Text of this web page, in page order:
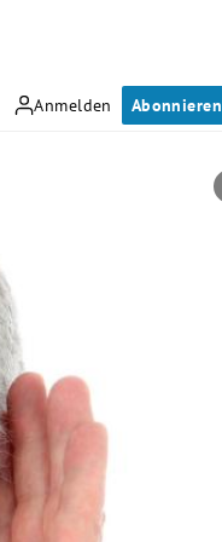
Anmelden Abonnieren